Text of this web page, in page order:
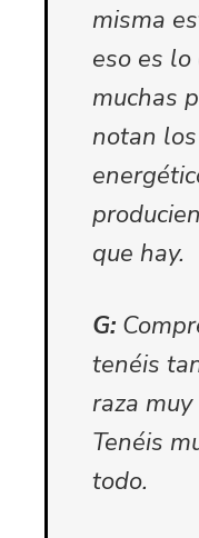
misma
eso es
muchas
notan
que hay.
G:
tenéis
raza muy
Tenéis
todo.